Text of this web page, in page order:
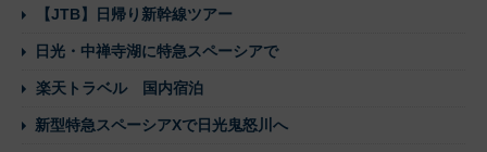
【JTB】日帰り新幹線ツアー
日光・中禅寺湖に特急スペーシアで
楽天トラベル 国内宿泊
新型特急スペーシアXで日光鬼怒川へ